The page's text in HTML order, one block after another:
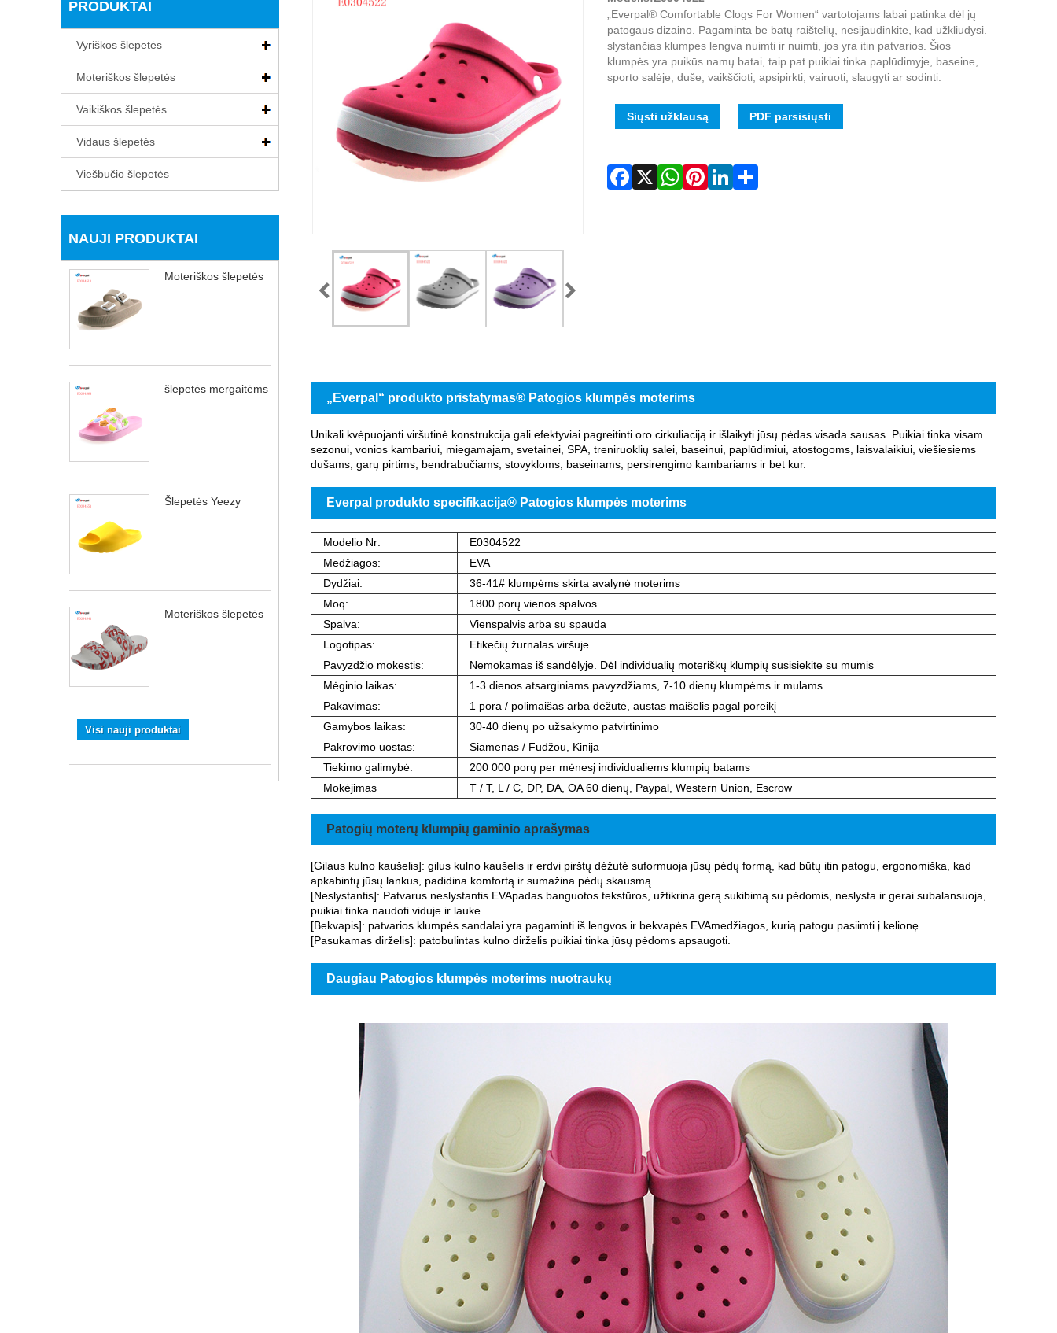
PRODUKTAI
Vyriškos šlepetės
Moteriškos šlepetės
Vaikiškos šlepetės
Vidaus šlepetės
Viešbučio šlepetės
NAUJI PRODUKTAI
Moteriškos šlepetės
šlepetės mergaitėms
Šlepetės Yeezy
Moteriškos šlepetės
Visi nauji produktai
„Everpal® Comfortable Clogs For Women“ vartotojams labai patinka dėl jų
patogaus dizaino. Pagaminta be batų raištelių, nesijaudinkite, kad užkliudysi.
slystančias klumpes lengva nuimti ir nuimti, jos yra itin patvarios. Šios
klumpės yra puikūs namų batai, taip pat puikiai tinka paplūdimyje, baseine,
sporto salėje, duše, vaikščioti, apsipirkti, vairuoti, slaugyti ar sodinti.
Siųsti užklausą PDF parsisiųsti
„Everpal“ produkto pristatymas® Patogios klumpės moterims
Unikali kvėpuojanti viršutinė konstrukcija gali efektyviai pagreitinti oro cirkuliaciją ir išlaikyti jūsų pėdas visada sausas. Puikiai tinka visam
sezonui, vonios kambariui, miegamajam, svetainei, SPA, treniruoklių salei, baseinui, paplūdimiui, atostogoms, laisvalaikiui, viešiesiems
dušams, garų pirtims, bendrabučiams, stovykloms, baseinams, persirengimo kambariams ir bet kur.
Everpal produkto specifikacija® Patogios klumpės moterims
Modelio Nr:
E0304522
Medžiagos:
EVA
Dydžiai:
36-41# klumpėms skirta avalynė moterims
Moq:
1800 porų vienos spalvos
Spalva:
Vienspalvis arba su spauda
Logotipas:
Etikečių žurnalas viršuje
Pavyzdžio mokestis:
Nemokamas iš sandėlyje. Dėl individualių moteriškų klumpių susisiekite su mumis
Mėginio laikas:
1-3 dienos atsarginiams pavyzdžiams, 7-10 dienų klumpėms ir mulams
Pakavimas:
1 pora / polimaišas arba dėžutė, austas maišelis pagal poreikį
Gamybos laikas:
30-40 dienų po užsakymo patvirtinimo
Pakrovimo uostas:
Siamenas / Fudžou, Kinija
Tiekimo galimybė:
200 000 porų per mėnesį individualiems klumpių batams
Mokėjimas
T / T, L / C, DP, DA, OA 60 dienų, Paypal, Western Union, Escrow
Patogių moterų klumpių gaminio aprašymas
[Gilaus kulno kaušelis]: gilus kulno kaušelis ir erdvi pirštų dėžutė suformuoja jūsų pėdų formą, kad būtų itin patogu, ergonomiška, kad
apkabintų jūsų lankus, padidina komfortą ir sumažina pėdų skausmą.
[Neslystantis]: Patvarus neslystantis EVApadas banguotos tekstūros, užtikrina gerą sukibimą su pėdomis, neslysta ir gerai subalansuoja,
puikiai tinka naudoti viduje ir lauke.
[Bekvapis]: patvarios klumpės sandalai yra pagaminti iš lengvos ir bekvapės EVAmedžiagos, kurią patogu pasiimti į kelionę.
[Pasukamas dirželis]: patobulintas kulno dirželis puikiai tinka jūsų pėdoms apsaugoti.
Daugiau Patogios klumpės moterims nuotraukų